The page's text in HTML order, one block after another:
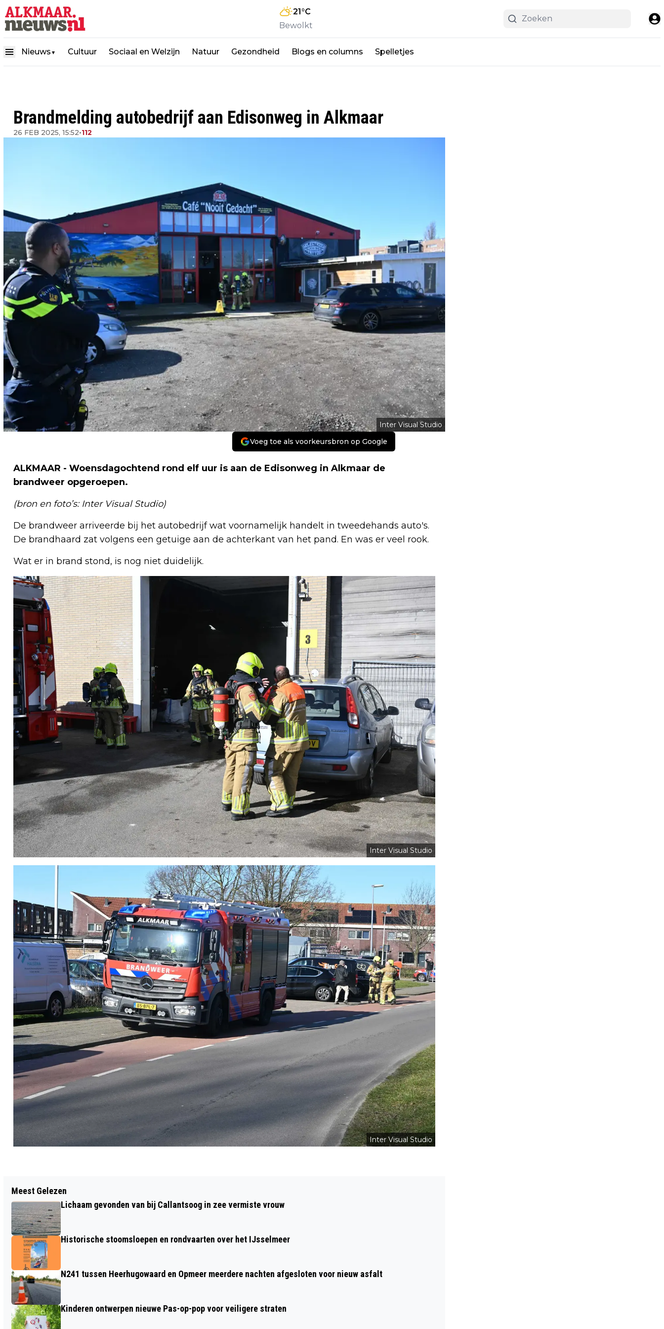
21°C
Bewolkt
Nieuws ▼ Cultuur Sociaal en Welzijn Natuur Gezondheid Blogs en columns Spelletjes
Brandmelding autobedrijf aan Edisonweg in Alkmaar
26 FEB 2025, 15:52•112
Inter Visual Studio
Voeg toe als voorkeursbron op Google
ALKMAAR - Woensdagochtend rond elf uur is aan de Edisonweg in Alkmaar de
brandweer opgeroepen.
(bron en foto’s: Inter Visual Studio)
De brandweer arriveerde bij het autobedrijf wat voornamelijk handelt in tweedehands auto's.
De brandhaard zat volgens een getuige aan de achterkant van het pand. En was er veel rook.
Wat er in brand stond, is nog niet duidelijk.
Inter Visual Studio
Inter Visual Studio
ALKMAARSE AMBER MELCHIOR
GENOMINEERD VOOR DE BEAUTY
AWARD 2025!
ANNINK, KRYSTL EN YORI IN TAQA
Meest Gelezen
Lichaam gevonden van bij Callantsoog in zee vermiste vrouw
Historische stoomsloepen en rondvaarten over het IJsselmeer
N241 tussen Heerhugowaard en Opmeer meerdere nachten afgesloten voor nieuw asfalt
Kinderen ontwerpen nieuwe Pas-op-pop voor veiligere straten